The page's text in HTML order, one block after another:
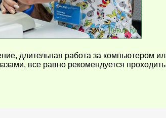
длительная работа за компьютером
все равно рекомендуется